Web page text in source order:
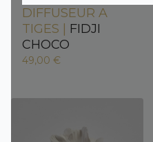
DIFFUSEUR A
TIGES | FIDJI
CHOCO
49,00 €